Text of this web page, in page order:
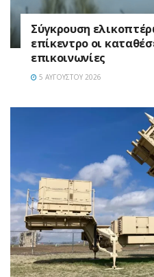
Σύγκρουση
επίκεντρο οι
επικοινωνίες
5 ΑΥΓΟΎΣΤΟΥ 2026